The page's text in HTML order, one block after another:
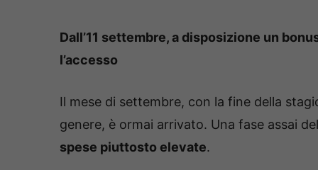
Dall’11 settembre, a disposizione un
l’accesso
Il mese di settembre, con la fine della
genere, è ormai arrivato. Una fase assai
spese piuttosto elevate.